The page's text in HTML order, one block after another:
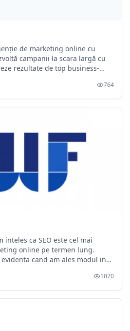
de marketing online cu
campanii la scara largă cu
rezultate de top business-
764
inteles ca SEO este cel mai
online pe termen lung.
cand am ales modul in
1070